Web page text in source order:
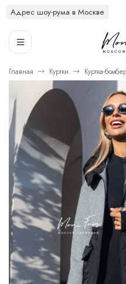
Адрес шоу-рума в Москве
Главная Куртки Куртка-